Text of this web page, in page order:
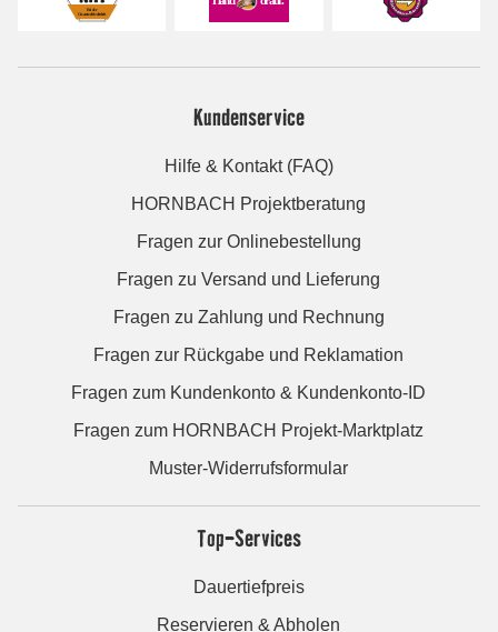
Kundenservice
Hilfe & Kontakt (FAQ)
HORNBACH Projektberatung
Fragen zur Onlinebestellung
Fragen zu Versand und Lieferung
Fragen zu Zahlung und Rechnung
Fragen zur Rückgabe und Reklamation
Fragen zum Kundenkonto & Kundenkonto-ID
Fragen zum HORNBACH Projekt-Marktplatz
Muster-Widerrufsformular
Top-Services
Dauertiefpreis
Reservieren & Abholen